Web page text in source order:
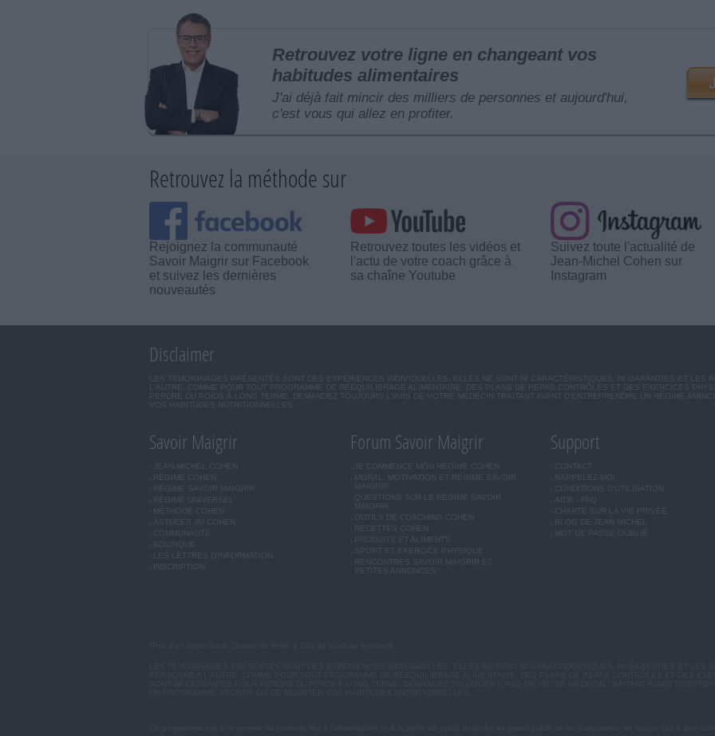
Retrouvez votre ligne en changeant vos
habitudes alimentaires
J'ai déjà fait mincir des milliers de personnes et aujourd'hui,
c'est vous qui allez en profiter.
Retrouvez la méthode sur
Rejoignez la communauté
Savoir Maigrir sur Facebook
et suivez les dernières
nouveautés
Retrouvez toutes les vidéos et
l'actu de votre coach grâce à
sa chaîne Youtube
Suivez toute l'actualité de
Jean-Michel Cohen sur
Instagram
Disclaimer
LES TÉMOIGNAGES PRÉSENTÉS SONT DES EXPÉRIENCES INDIVIDUELLES. ELLES NE SONT NI CARACTÉRISTIQUES, NI GARANTIES ET LES
L'AUTRE. COMME POUR TOUT PROGRAMME DE RÉÉQUILIBRAGE ALIMENTAIRE, DES PLANS DE REPAS CONTRÔLÉS ET DES EXERCICES
PERDRE DU POIDS À LONG TERME. DEMANDEZ TOUJOURS L'AVIS DE VOTRE MÉDECIN TRAITANT AVANT D'ENTREPRENDRE UN RÉGIME
VOS HABITUDES NUTRITIONNELLES.
Savoir Maigrir
JEAN-MICHEL COHEN
RÉGIME COHEN
RÉGIME SAVOIR MAIGRIR
RÉGIME UNIVERSEL
MÉTHODE COHEN
ASTUCES JM COHEN
COMMUNAUTÉ
BOUTIQUE
LES LETTRES D'INFORMATION
INSCRIPTION
Forum Savoir Maigrir
JE COMMENCE MON RÉGIME COHEN
MORAL, MOTIVATION ET RÉGIME SAVOIR
MAIGRIR
QUESTIONS SUR LE RÉGIME SAVOIR
MAIGRIR
OUTILS DE COACHING COHEN
RECETTES COHEN
PRODUITS ET ALIMENTS
SPORT ET EXERCICE PHYSIQUE
RENCONTRES SAVOIR MAIGRIR ET
PETITES ANNONCES
Support
CONTACT
RAPPELEZ-MOI
CONDITIONS D'UTILISATION
AIDE - FAQ
CHARTE SUR LA VIE PRIVÉE
BLOG DE JEAN MICHEL
MOT DE PASSE OUBLIÉ